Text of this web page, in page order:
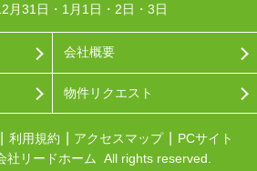
月31日・1月1日・2日・3日
会社概要
物件リクエスト
利用規約 アクセスマップ
PCサイト
社リードホーム All rights reserved.